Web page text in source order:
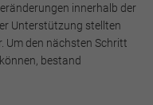
innerhalb der
Unterstützung stellten
Um den nächsten Schritt
bestand